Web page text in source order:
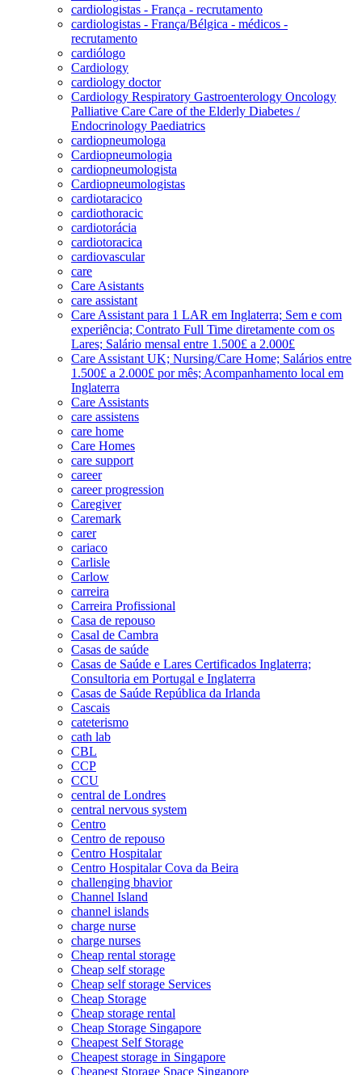
cardiologistas - França - recrutamento
cardiologistas - França/Bélgica - médicos -
recrutamento
cardiólogo
Cardiology
cardiology doctor
Cardiology Respiratory Gastroenterology Oncology
Palliative Care Care of the Elderly Diabetes /
Endocrinology Paediatrics
cardiopneumologa
Cardiopneumologia
cardiopneumologista
Cardiopneumologistas
cardiotaracico
cardiothoracic
cardiotorácia
cardiotoracica
cardiovascular
care
Care Asistants
care assistant
Care Assistant para 1 LAR em Inglaterra; Sem e com
experiência; Contrato Full Time diretamente com os
Lares; Salário mensal entre 1.500£ a 2.000£
Care Assistant UK; Nursing/Care Home; Salários entre
1.500£ a 2.000£ por mês; Acompanhamento local em
Inglaterra
Care Assistants
care assistens
care home
Care Homes
care support
career
career progression
Caregiver
Caremark
carer
cariaco
Carlisle
Carlow
carreira
Carreira Profissional
Casa de repouso
Casal de Cambra
Casas de saúde
Casas de Saúde e Lares Certificados Inglaterra;
Consultoria em Portugal e Inglaterra
Casas de Saúde República da Irlanda
Cascais
cateterismo
cath lab
CBL
CCP
CCU
central de Londres
central nervous system
Centro
Centro de repouso
Centro Hospitalar
Centro Hospitalar Cova da Beira
challenging bhavior
Channel Island
channel islands
charge nurse
charge nurses
Cheap rental storage
Cheap self storage
Cheap self storage Services
Cheap Storage
Cheap storage rental
Cheap Storage Singapore
Cheapest Self Storage
Cheapest storage in Singapore
Cheapest Storage Space Singapore